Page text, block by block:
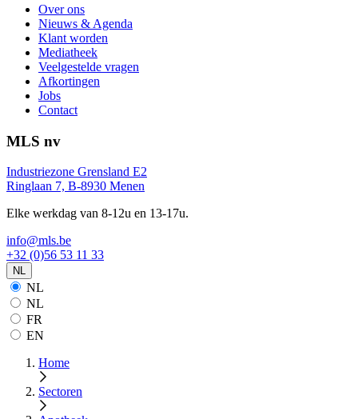
Over ons
Nieuws & Agenda
Klant worden
Mediatheek
Veelgestelde vragen
Afkortingen
Jobs
Contact
MLS nv
Industriezone Grensland E2
Ringlaan 7, B-8930 Menen
Elke werkdag van 8-12u en 13-17u.
info@mls.be
+32 (0)56 53 11 33
NL
NL
NL
FR
EN
Home
Sectoren